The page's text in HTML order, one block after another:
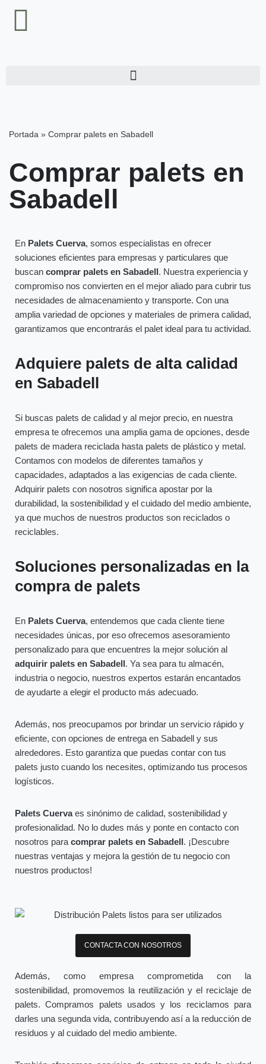
Saltar
Portada » Comprar palets en Sabadell
Comprar palets en
Sabadell
En Palets Cuerva, somos especialistas en ofrecer
soluciones eficientes para empresas y particulares que
buscan comprar palets en Sabadell. Nuestra experiencia y
compromiso nos convierten en el mejor aliado para cubrir tus
necesidades de almacenamiento y transporte. Con una
amplia variedad de opciones y materiales de primera calidad,
garantizamos que encontrarás el palet ideal para tu actividad.
Adquiere palets de alta calidad
en Sabadell
Si buscas palets de calidad y al mejor precio, en nuestra
empresa te ofrecemos una amplia gama de opciones, desde
palets de madera reciclada hasta palets de plástico y metal.
Contamos con modelos de diferentes tamaños y
capacidades, adaptados a las exigencias de cada cliente.
Adquirir palets con nosotros significa apostar por la
durabilidad, la sostenibilidad y el cuidado del medio ambiente,
ya que muchos de nuestros productos son reciclados o
reciclables.
Soluciones personalizadas en la
compra de palets
En Palets Cuerva, entendemos que cada cliente tiene
necesidades únicas, por eso ofrecemos asesoramiento
personalizado para que encuentres la mejor solución al
adquirir palets en Sabadell. Ya sea para tu almacén,
industria o negocio, nuestros expertos estarán encantados
de ayudarte a elegir el producto más adecuado.
Además, nos preocupamos por brindar un servicio rápido y
eficiente, con opciones de entrega en Sabadell y sus
alrededores. Esto garantiza que puedas contar con tus
palets justo cuando los necesites, optimizando tus procesos
logísticos.
Palets Cuervaes sinónimo de calidad, sostenibilidad y
profesionalidad. No lo dudes más y ponte en contacto con
nosotros para comprar palets en Sabadell. ¡Descubre
nuestras ventajas y mejora la gestión de tu negocio con
nuestros productos!
CONTACTA CON NOSOTROS
Además, como empresa comprometida con la
sostenibilidad, promovemos la reutilización y el reciclaje de
palets. Compramos palets usados y los reciclamos para
darles una segunda vida, contribuyendo así a la reducción de
residuos y al cuidado del medio ambiente.